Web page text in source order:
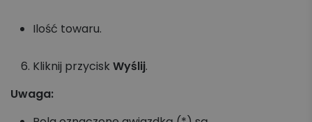
Ilość towaru.
Kliknij przycisk Wyślij.
Uwaga: